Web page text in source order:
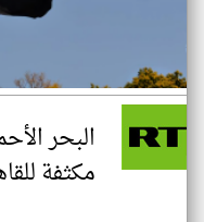
البحر
مكثفة